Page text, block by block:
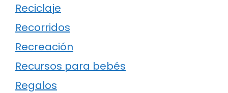
Reciclaje
Recorridos
Recreación
Recursos para bebés
Regalos